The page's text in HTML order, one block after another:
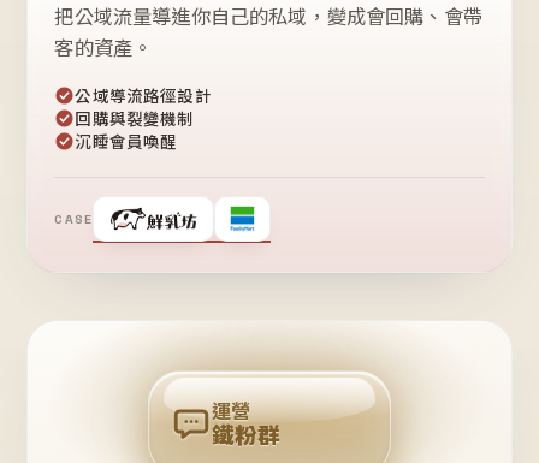
把公域流量導進你自己的私域，變成會回購、會帶
客的資產。
公域導流路徑設計
回購與裂變機制
沉睡會員喚醒
CASE
❤
粉
回
購
運營
鐵粉群